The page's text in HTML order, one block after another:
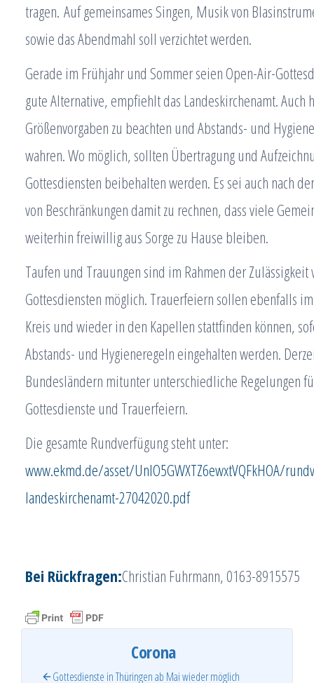
tragen. Auf gemeinsames Singen, Musik von
sowie das Abendmahl soll verzichtet werden.
Gerade im Frühjahr und Sommer seien Open-Air-
gute Alternative, empfiehlt das Landeskirchenamt. Auch
Größenvorgaben zu beachten und Abstands- und
wahren. Wo möglich, sollten Übertragung und
Gottesdiensten beibehalten werden. Es sei auch nach
von Beschränkungen damit zu rechnen, dass viele
weiterhin freiwillig aus Sorge zu Hause bleiben.
Taufen und Trauungen sind im Rahmen der Zulässigkeit
Gottesdiensten möglich. Trauerfeiern sollen ebenfalls
Kreis und wieder in den Kapellen stattfinden können,
Abstands- und Hygieneregeln eingehalten werden.
Bundesländern mitunter unterschiedliche Regelungen
Gottesdienste und Trauerfeiern.
Die gesamte Rundverfügung steht unter:
www.ekmd.de/asset/UnlO5GWXTZ6ewxtVQFkHOA/
landeskirchenamt-27042020.pdf
Bei Rückfragen:Christian Fuhrmann, 0163-8915575
Corona
Gottesdienste in Thüringen ab Mai wieder möglich